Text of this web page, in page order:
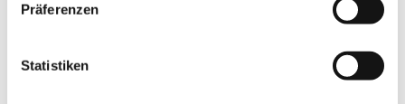
Präferenzen
Statistiken